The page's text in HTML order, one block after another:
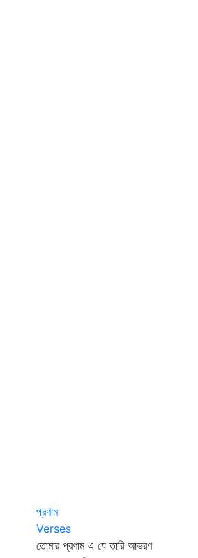
প্রণাম
Verses
তোমার প্রণাম এ যে তারি আভরণ